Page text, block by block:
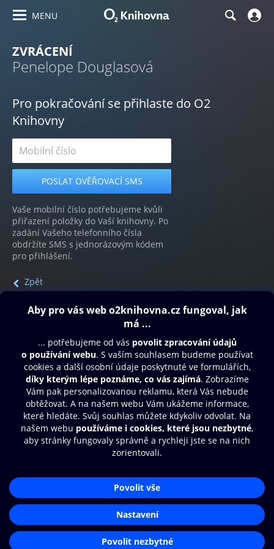
MENU
ZVRÁCENÍ
Penelope Douglasová
Pro pokračování se přihlaste do O2
Knihovny
Vaše mobilní číslo potřebujeme kvůli
přiřazení položky do Vaší knihovny. Po
zadání Vašeho telefonního čísla
obdržíte SMS s jednorázovým kódem
pro přihlášení.
Zpět
Obsah ke stažení
Moje O2 Knihovna
Další zábava
© O2 Czech Republic a.s.
Přístupnost
Zásady zpracování osobních údajů
Nastavení cookies
Aplikace O2 Knihovna
Čti a poslouchej své e-knihy a
audioknihy rychleji a pohodlněji.